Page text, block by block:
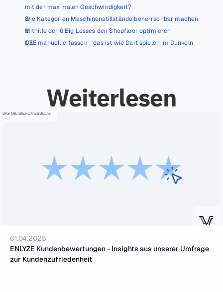
mit der maximalen Geschwindigkeit?
Wie Kategorien Maschinenstillstände beherrschbar machen
Mithilfe der 6 Big Losses den Shopfloor optimieren
OEE manuell erfassen - das ist wie Dart spielen im Dunkeln
Weiterlesen
01.04.2025
ENLYZE Kundenbewertungen - Insights aus unserer Umfrage
zur Kundenzufriedenheit